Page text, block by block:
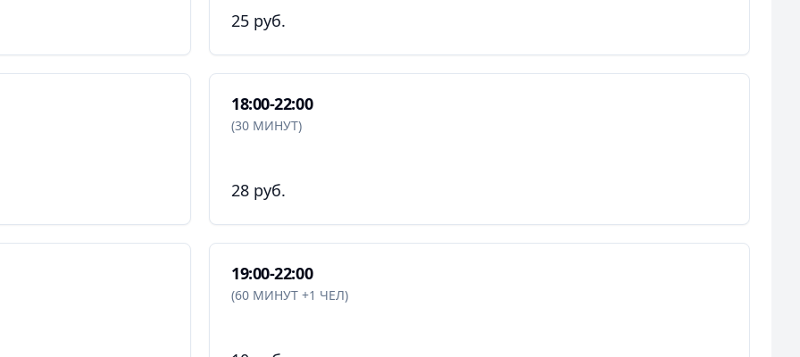
25 руб.
18:00-22:00
(30 МИНУТ)
28 руб.
19:00-22:00
(60 МИНУТ +1 ЧЕЛ)